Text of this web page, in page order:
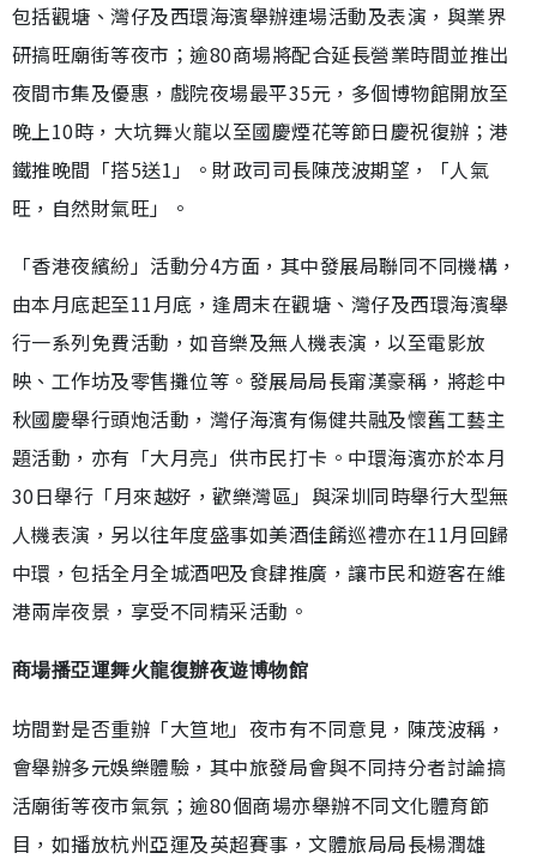
包括觀塘、灣仔及西環海濱舉辦連場活動及表演，與業界
研搞旺廟街等夜市；逾80商場將配合延長營業時間並推出
夜間市集及優惠，戲院夜場最平35元，多個博物館開放至
晚上10時，大坑舞火龍以至國慶煙花等節日慶祝復辦；港
鐵推晚間「搭5送1」。財政司司長陳茂波期望，「人氣
旺，自然財氣旺」。
「香港夜繽紛」活動分4方面，其中發展局聯同不同機構，
由本月底起至11月底，逢周末在觀塘、灣仔及西環海濱舉
行一系列免費活動，如音樂及無人機表演，以至電影放
映、工作坊及零售攤位等。發展局局長甯漢豪稱，將趁中
秋國慶舉行頭炮活動，灣仔海濱有傷健共融及懷舊工藝主
題活動，亦有「大月亮」供市民打卡。中環海濱亦於本月
30日舉行「月來越好，歡樂灣區」與深圳同時舉行大型無
人機表演，另以往年度盛事如美酒佳餚巡禮亦在11月回歸
中環，包括全月全城酒吧及食肆推廣，讓市民和遊客在維
港兩岸夜景，享受不同精采活動。
商場播亞運舞火龍復辦夜遊博物館
坊間對是否重辦「大笪地」夜市有不同意見，陳茂波稱，
會舉辦多元娛樂體驗，其中旅發局會與不同持分者討論搞
活廟街等夜市氣氛；逾80個商場亦舉辦不同文化體育節
目，如播放杭州亞運及英超賽事，文體旅局局長楊潤雄